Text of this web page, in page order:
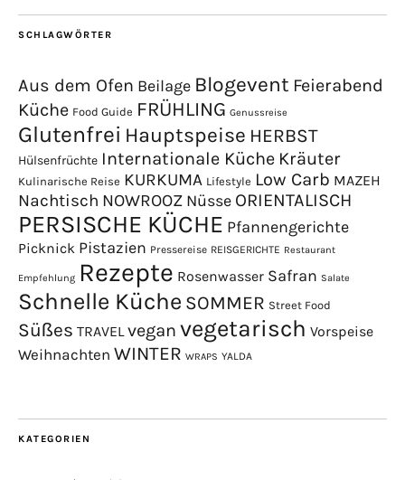
SCHLAGWÖRTER
Aus dem Ofen Beilage Blogevent Feierabend
Küche Food Guide FRÜHLING Genussreise
Glutenfrei Hauptspeise HERBST
Hülsenfrüchte Internationale Küche Kräuter
Kulinarische Reise KURKUMA Lifestyle Low Carb MAZEH
Nachtisch NOWROOZ Nüsse ORIENTALISCH
PERSISCHE KÜCHE Pfannengerichte
Picknick Pistazien Pressereise REISGERICHTE Restaurant
Empfehlung Rezepte Rosenwasser Safran Salate
Schnelle Küche SOMMER Street Food
Süßes TRAVEL vegan vegetarisch Vorspeise
Weihnachten WINTER WRAPS YALDA
KATEGORIEN